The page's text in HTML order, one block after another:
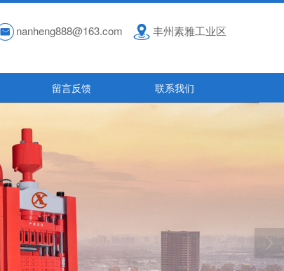
nanheng888@163.com 丰州素雅工业区
留言反馈 联系我们